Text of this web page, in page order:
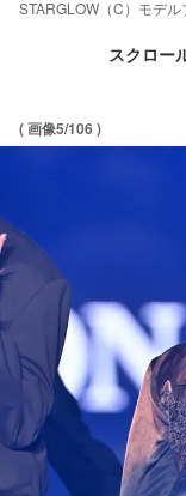
STARGLOW（C）モデル
スクロー
( 画像5/106 )